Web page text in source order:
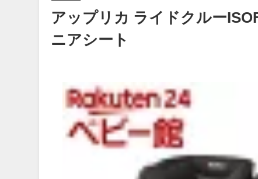
アップリカ ライドクルー
ニアシート